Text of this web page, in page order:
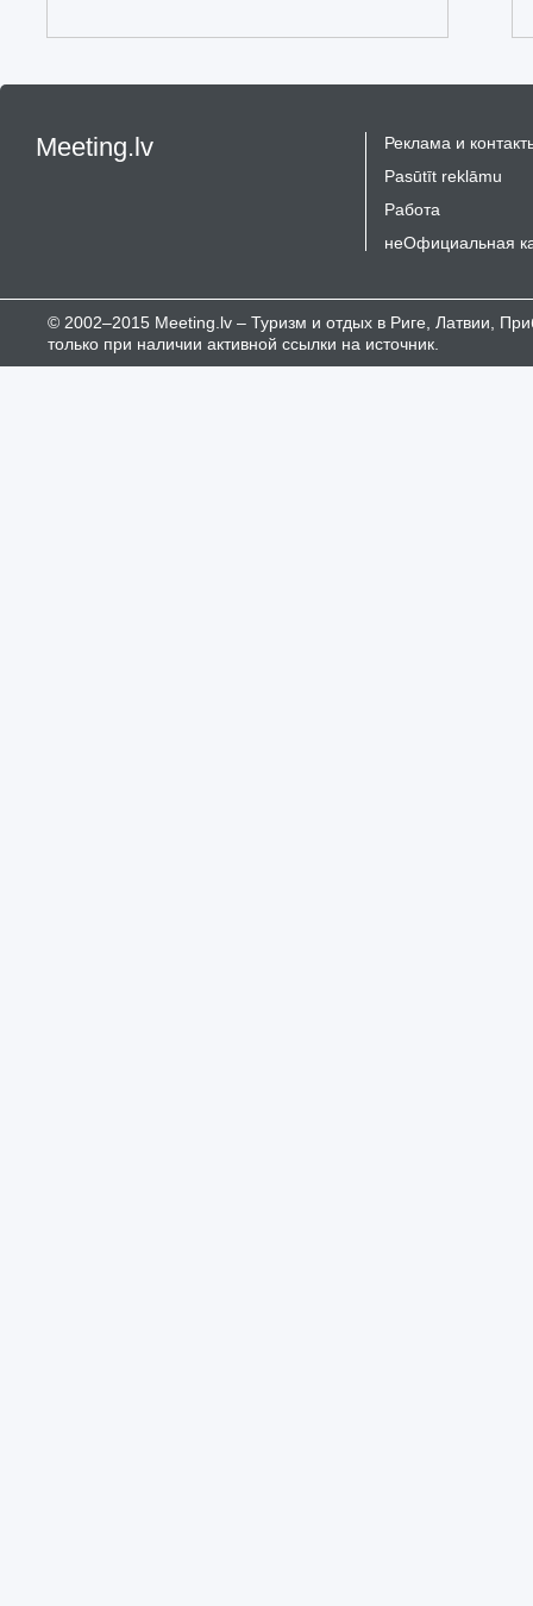
Meeting.lv
Реклама и
Pasūtīt reklāmu
Работа
неОфициальная
© 2002–2015 Meeting.lv – Туризм и отдых в Риге, Латвии,
только при наличии активной ссылки на источник.